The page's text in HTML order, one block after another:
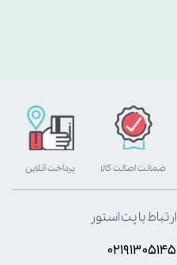
پرداخت آنلاین ضمانت اصالت کالا
ارتباط با پت استور
۰۲۱۹۱۳۰۵۱۴۵